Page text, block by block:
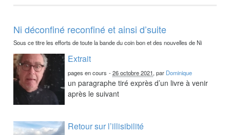
Ni déconfiné reconfiné et ainsi d’suite
Sous ce titre les efforts de toute la bande du coin bon et des nouvelles de Ni
Extrait
pages en cours -26 octobre 2021, par Dominique
un paragraphe tiré exprès d’un livre à venir
après le suivant
Retour sur l’illisibilité